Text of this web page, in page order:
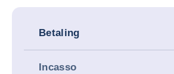
Betaling
Incasso